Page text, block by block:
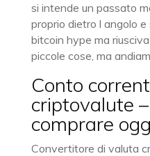
si intende un passato
proprio dietro l angolo
bitcoin hype ma
piccole cose, ma
Conto
criptovalute
comprare
Convertitore di valuta